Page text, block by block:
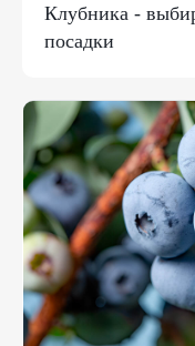
Клубника -
посадки